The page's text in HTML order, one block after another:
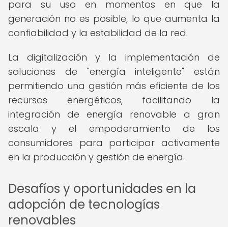
para su uso en momentos en que la
generación no es posible, lo que aumenta la
confiabilidad y la estabilidad de la red.
La digitalización y la implementación de
soluciones de "energía inteligente" están
permitiendo una gestión más eficiente de los
recursos energéticos, facilitando la
integración de energía renovable a gran
escala y el empoderamiento de los
consumidores para participar activamente
en la producción y gestión de energía.
Desafíos y oportunidades en la
adopción de tecnologías
renovables